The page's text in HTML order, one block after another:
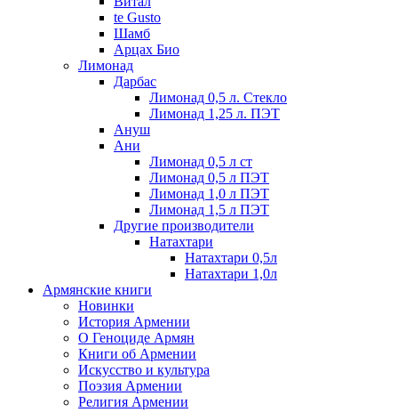
te Gusto
Шамб
Арцах Био
Лимонад
Дарбас
Лимонад 0,5 л. Стекло
Лимонад 1,25 л. ПЭТ
Ануш
Ани
Лимонад 0,5 л ст
Лимонад 0,5 л ПЭТ
Лимонад 1,0 л ПЭТ
Лимонад 1,5 л ПЭТ
Другие производители
Натахтари
Натахтари 0,5л
Натахтари 1,0л
Армянские книги
Новинки
История Армении
О Геноциде Армян
Книги об Армении
Иcкусство и культура
Поэзия Армении
Религия Армении